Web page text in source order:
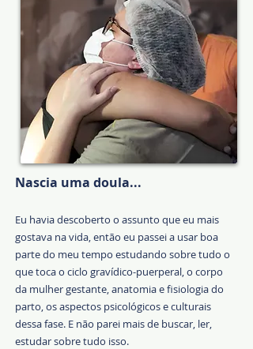
Nascia uma doula...
Eu havia descoberto o assunto que eu mais
gostava na vida, então eu passei a usar boa
parte do meu tempo estudando sobre tudo o
que toca o ciclo gravídico-puerperal, o corpo
da mulher gestante, anatomia e fisiologia do
parto, os aspectos psicológicos e culturais
dessa fase. E não parei mais de buscar, ler,
estudar sobre tudo isso.